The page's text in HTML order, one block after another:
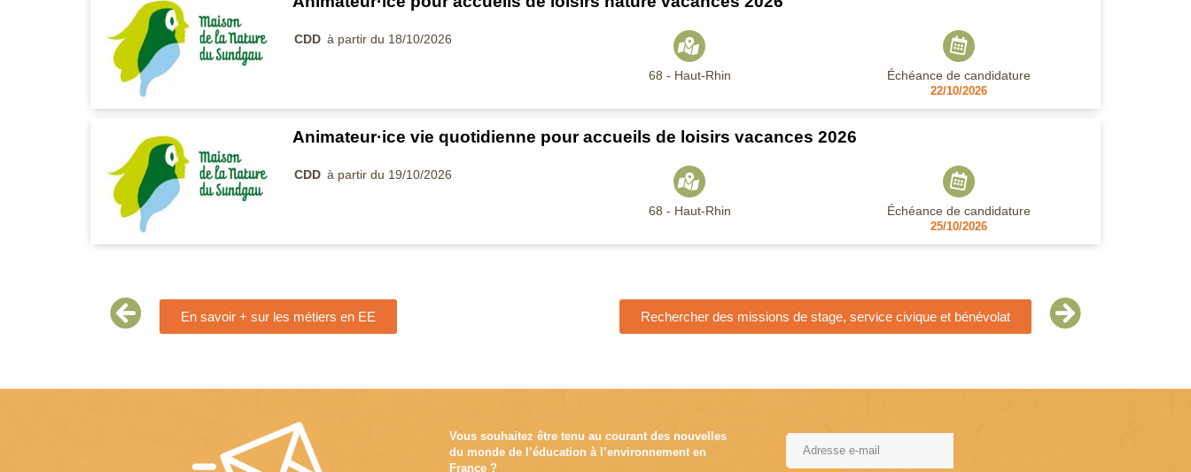
CDD à partir du 18/10/2026
68 - Haut-Rhin Échéance de candidature
22/10/2026
Animateur·ice vie quotidienne pour accueils de loisirs vacances 2026
CDD à partir du 19/10/2026
68 - Haut-Rhin Échéance de candidature
25/10/2026
En savoir + sur les métiers en EE Rechercher des missions de stage, service civique et bénévolat
Vous souhaitez être tenu au courant des nouvelles
du monde de l’éducation à l’environnement en
France ?